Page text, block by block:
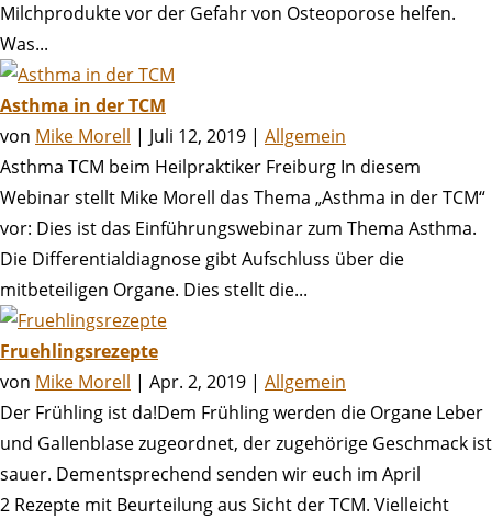
Milchprodukte vor der Gefahr von Osteoporose helfen.
Was...
Asthma in der TCM
von Mike Morell | Juli 12, 2019 | Allgemein
Asthma TCM beim Heilpraktiker Freiburg In diesem
Webinar stellt Mike Morell das Thema „Asthma in der TCM“
vor: Dies ist das Einführungswebinar zum Thema Asthma.
Die Differentialdiagnose gibt Aufschluss über die
mitbeteiligen Organe. Dies stellt die...
Fruehlingsrezepte
von Mike Morell | Apr. 2, 2019 | Allgemein
Der Frühling ist da!Dem Frühling werden die Organe Leber
und Gallenblase zugeordnet, der zugehörige Geschmack ist
sauer. Dementsprechend senden wir euch im April
2 Rezepte mit Beurteilung aus Sicht der TCM. Vielleicht